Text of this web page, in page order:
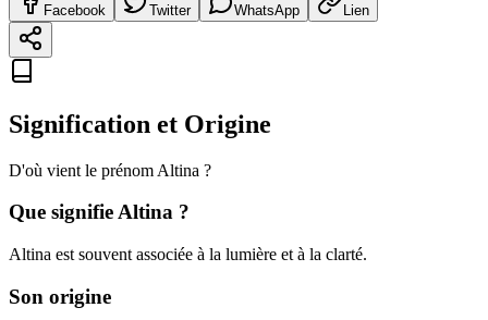
Facebook Twitter WhatsApp Lien
Signification et Origine
D'où vient le prénom Altina ?
Que signifieAltina ?
Altina est souvent associée à la lumière et à la clarté.
Son origine